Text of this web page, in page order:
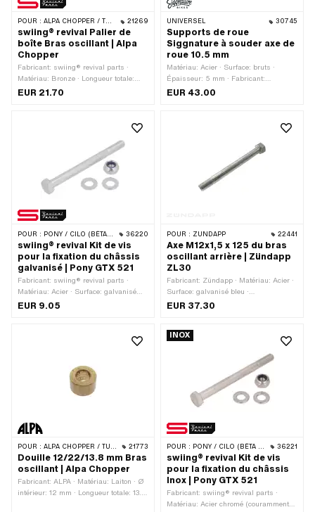
POUR : ALPA CHOPPER / TURBO 21269
swiing® revival Palier de
boîte Bras oscillant | Alpa
Chopper
Fabricant: swiing® revival parts ·
Matériau: Bronze · Longueur totale:
30.5 mm · Ø intérieur: 12 mm · Ø
EUR 21.70
UNIVERSEL 30745
Supports de roue
Siggnature à souder axe de
roue 10.5 mm
Matériau: Acier · Surface: bruts ·
Épaisseur: 5 mm · Fabricant:
Siggnature Bikes · Ø axe: 10.5 mm ·
EUR 43.00
POUR : PONY / CILO (BÊTA 521 & 512) 36220
swiing® revival Kit de vis
pour la fixation du châssis
galvanisé | Pony GTX 521
Fabricant: swiing® revival parts ·
Matériau: Acier · Surface: galvanisé
bleu · Type de filetage: M10x1.5
Hexagonal · Clé de serrage: 17 mm ·
numéro OEM: P8013 · Pony numéro
OEM: P8022 · Pony numéro OEM:
EUR 9.05
POUR : ZÜNDAPP 22441
Axe M12x1,5 x 125 du bras
oscillant arrière | Zündapp
ZL30
Fabricant: Zündapp · Matériau: Acier ·
Surface: galvanisé bleu ·
Entraînement: Six pans extérieurs · Ø
(filetage fin) · Zündapp numéro OEM:
EUR 37.30
POUR : ALPA CHOPPER / TURBO 21773
Douille 12/22/13.8 mm Bras
oscillant | Alpa Chopper
Fabricant: ALPA · Matériau: Laiton · Ø
intérieur: 12 mm · Longueur totale: 13.8
INOX
POUR : PONY / CILO (BÊTA 521 & 512) 36221
swiing® revival Kit de vis
pour la fixation du châssis
Inox | Pony GTX 521
Fabricant: swiing® revival parts ·
Matériau: Acier chromé (couramment